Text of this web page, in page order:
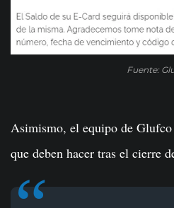
Fuente:
Asimismo, el equipo de
que deben hacer tras el cierre